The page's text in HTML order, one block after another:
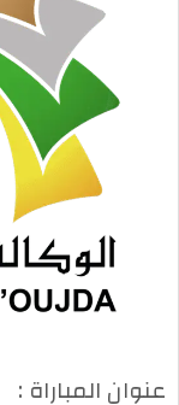
عنوان المباراة :